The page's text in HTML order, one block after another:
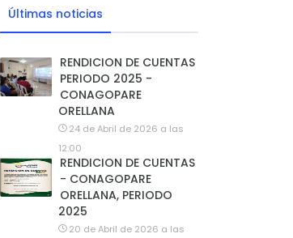
Últimas noticias
RENDICION DE CUENTAS
PERIODO 2025 -
CONAGOPARE
ORELLANA
24 de Abril de 2026 a las
12:00
RENDICION DE CUENTAS
- CONAGOPARE
ORELLANA, PERIODO
2025
20 de Abril de 2026 a las